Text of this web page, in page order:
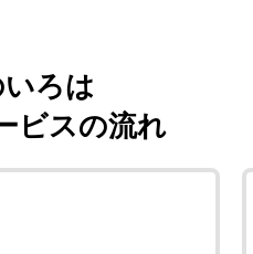
ろは
ビスの流れ